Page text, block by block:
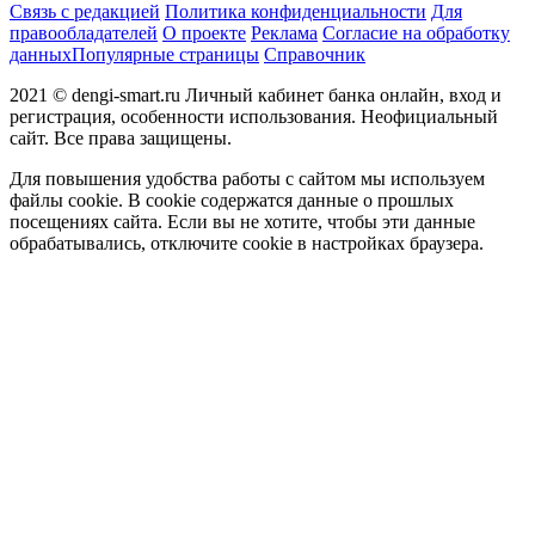
Связь с редакцией Политика конфиденциальности Для
правообладателей О проекте Реклама Согласие на обработку
данныхПопулярные страницы Справочник
2021 © dengi-smart.ru Личный кабинет банка онлайн, вход и
регистрация, особенности использования. Неофициальный
сайт. Все права защищены.
Для повышения удобства работы с сайтом мы используем
файлы cookie. В cookie содержатся данные о прошлых
посещениях сайта. Если вы не хотите, чтобы эти данные
обрабатывались, отключите cookie в настройках браузера.